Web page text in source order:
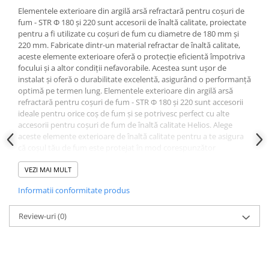
Instrumente de masurat si trasat
Rigle si echere
Nivele
Rulete
Markere
Suruburi, cuie, dibluri si alte
elemente de fixare
Dibluri
Dibluri cu surub
Dibluri cui percutie
Dibluri cu carlig
Dibluri pentru gips-carton
Dibluri pentru lemn
Dibluri pentru termoizolatii
Dibluri rosii SFX
Elementele exterioare din argilă arsă refractară pentru coșuri de
fum - STR Φ 180 și 220 sunt accesorii de înaltă calitate, proiectate
pentru a fi utilizate cu coșuri de fum cu diametre de 180 mm și
220 mm. Fabricate dintr-un material refractar de înaltă calitate,
aceste elemente exterioare oferă o protecție eficientă împotriva
focului și a altor condiții nefavorabile. Acestea sunt ușor de
instalat și oferă o durabilitate excelentă, asigurând o performanță
optimă pe termen lung. Elementele exterioare din argilă arsă
refractară pentru coșuri de fum - STR Φ 180 și 220 sunt accesorii
ideale pentru orice coș de fum și se potrivesc perfect cu alte
accesorii pentru coșuri de fum de înaltă calitate Helios. Alege
aceste elemente exterioare de înaltă calitate pentru a te asigura
împotriva factorilor externi și pentru a te bucura de o
performanță optimă și de o durabilitate pe termen lung.
VEZI MAI MULT
Informatii conformitate produs
Review-uri(0)